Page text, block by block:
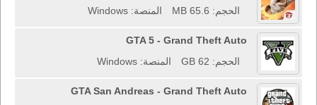
الحجم: 65.6 MB
المنصة: Windows
GTA 5 - Grand Theft Auto
الحجم: 62 GB
المنصة: Windows
GTA San Andreas - Grand Theft Auto